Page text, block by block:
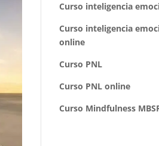
Curso inteligencia
Curso inteligencia
online
Curso PNL
Curso PNL online
Curso Mindfulness